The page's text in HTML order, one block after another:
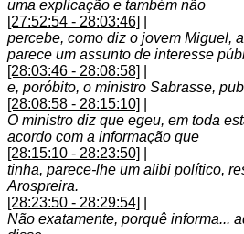
uma explicação e também não
[27:52:54 - 28:03:46]
percebe, como diz o jovem Miguel,
parece um assunto de interesse
[28:03:46 - 28:08:58]
e, poróbito, o ministro Sabrasse,
[28:08:58 - 28:15:10]
O ministro diz que egeu, em toda
acordo com a informação que
[28:15:10 - 28:23:50]
tinha, parece-lhe um alibi político,
Arospreira.
[28:23:50 - 28:29:54]
Não exatamente, porquê informa...